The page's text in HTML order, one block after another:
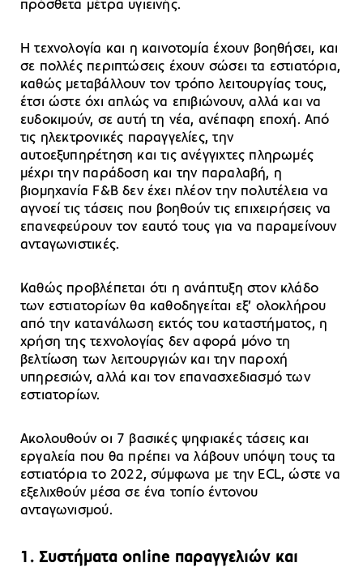
πρόσθετα μέτρα υγιεινής.
Η τεχνολογία και η καινοτομία έχουν βοηθήσει, και
σε πολλές περιπτώσεις έχουν σώσει τα εστιατόρια,
καθώς μεταβάλλουν τον τρόπο λειτουργίας τους,
έτσι ώστε όχι απλώς να επιβιώνουν, αλλά και να
ευδοκιμούν, σε αυτή τη νέα, ανέπαφη εποχή. Από
τις ηλεκτρονικές παραγγελίες, την
αυτοεξυπηρέτηση και τις ανέγγιχτες πληρωμές
μέχρι την παράδοση και την παραλαβή, η
βιομηχανία F&B δεν έχει πλέον την πολυτέλεια να
αγνοεί τις τάσεις που βοηθούν τις επιχειρήσεις να
επανεφεύρουν τον εαυτό τους για να παραμείνουν
ανταγωνιστικές.
Καθώς προβλέπεται ότι η ανάπτυξη στον κλάδο
των εστιατορίων θα καθοδηγείται εξ’ ολοκλήρου
από την κατανάλωση εκτός του καταστήματος, η
χρήση της τεχνολογίας δεν αφορά μόνο τη
βελτίωση των λειτουργιών και την παροχή
υπηρεσιών, αλλά και τον επανασχεδιασμό των
εστιατορίων.
Ακολουθούν οι 7 βασικές ψηφιακές τάσεις και
εργαλεία που θα πρέπει να λάβουν υπόψη τους τα
εστιατόρια το 2022, σύμφωνα με την ECL, ώστε να
εξελιχθούν μέσα σε ένα τοπίο έντονου
ανταγωνισμού.
1. Συστήματα online παραγγελιών και